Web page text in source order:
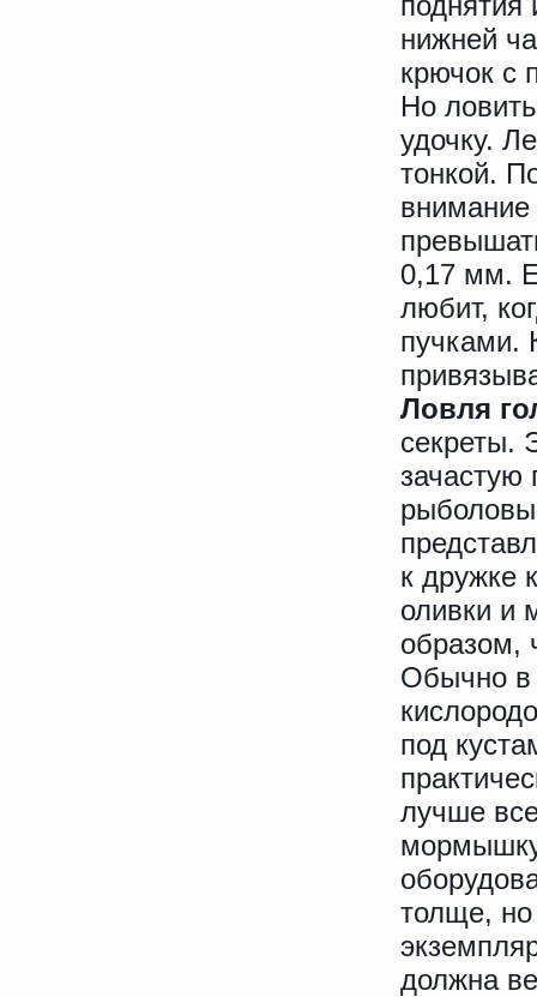
нижней
крючок с
Но
удочку.
тонкой.
0,17 мм.
любит,
пучками.
Ловля
секреты.
зачастую
рыболовы
к дружке
оливки и
образом,
Обычно в
под
лучше
толще, но
должна